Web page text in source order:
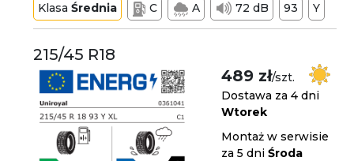
KlasaŚrednia C A 72 dB 93 Y
215/45 R18
489 zł/szt.
Dostawa za 4 dni
Wtorek
Montaż w serwisie
za 5 dniŚroda